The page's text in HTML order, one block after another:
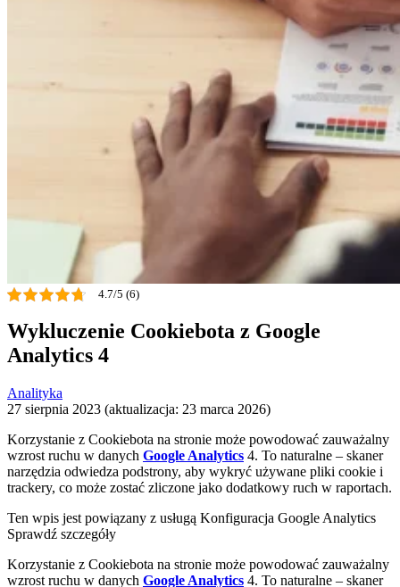
4.7/5 (6)
Wykluczenie Cookiebota z Google
Analytics 4
Analityka
27 sierpnia 2023 (aktualizacja: 23 marca 2026)
Korzystanie z Cookiebota na stronie może powodować zauważalny
wzrost ruchu w danych Google Analytics 4. To naturalne – skaner
narzędzia odwiedza podstrony, aby wykryć używane pliki cookie i
trackery, co może zostać zliczone jako dodatkowy ruch w raportach.
Ten wpis jest powiązany z usługą Konfiguracja Google Analytics
Sprawdź szczegóły
Korzystanie z Cookiebota na stronie może powodować zauważalny
wzrost ruchu w danych Google Analytics 4. To naturalne – skaner